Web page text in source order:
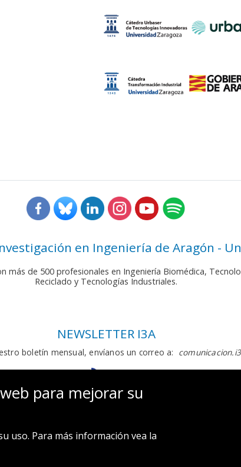
en Ingeniería de Aragón -
más de 500 profesionales en Ingeniería Biomédica,
Reciclado y Tecnologías Industriales.
NEWSLETTER I3A
boletín mensual, envíanos un correo a:
para mejorar su
uso. Para más información vea la